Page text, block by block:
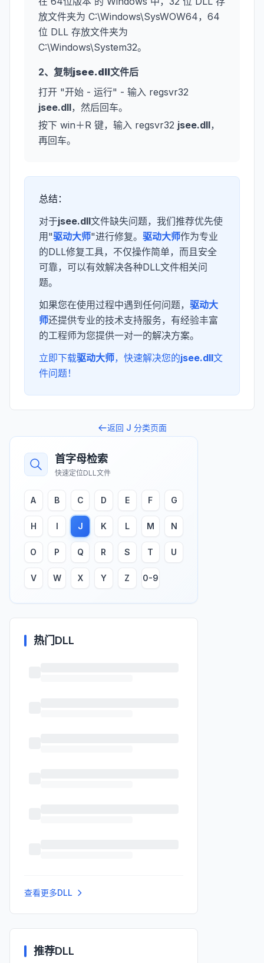
放文件夹为 C:\Windows\SysWOW64，64
位 DLL 存放文件夹为
C:\Windows\System32。
2、复制 jsee.dll文件后
打开 "开始 - 运行" - 输入 regsvr32
jsee.dll，然后回车。
按下 win＋R 键，输入 regsvr32 jsee.dll，
再回车。
总结：
对于jsee.dll文件缺失问题，我们推荐优先使
用"驱动大师"进行修复。 驱动大师作为专业
的DLL修复工具，不仅操作简单，而且安全
可靠，可以有效解决各种DLL文件相关问
题。
如果您在使用过程中遇到任何问题， 驱动大
师还提供专业的技术支持服务，有经验丰富
的工程师为您提供一对一的解决方案。
立即下载驱动大师，快速解决您的jsee.dll文
件问题！
返回 J 分类页面
首字母检索
快速定位DLL文件
A B C D E F G
H I J K L M N
O P Q R S T U
V W X Y Z 0-9
热门DLL
查看更多DLL
推荐DLL